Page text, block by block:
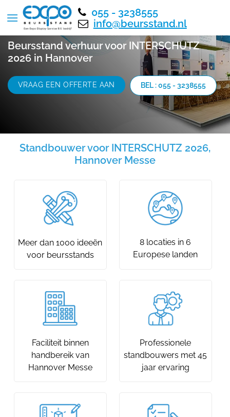
055 - 3238555
info@beursstand.nl
Beursstand verhuur voor INTERSCHUTZ
2026 in Hannover
VRAAG EEN OFFERTE AAN BEL : 055 - 3238555
Standbouwer voor INTERSCHUTZ 2026,
Hannover Messe
Meer dan 1000 ideeën
voor beursstands
8 locaties in 6
Europese landen
Faciliteit binnen
handbereik van
Hannover Messe
Professionele
standbouwers met 45
jaar ervaring